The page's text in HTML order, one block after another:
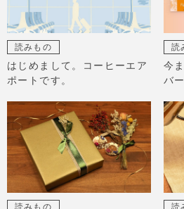
読みもの
はじめまして。コーヒーエア
ポートです。
読
今
バ
読みもの 読